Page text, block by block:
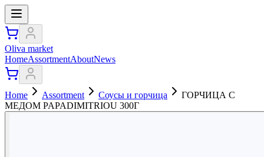
Oliva market
HomeAssortmentAboutNews
Home Assortment Соусы и горчица
ГОРЧИЦА С
МЕДОМ PAPADIMITRIOU 300Г